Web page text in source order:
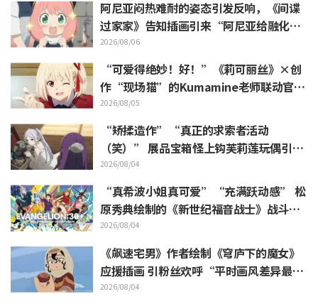
阿尼亚闷热难耐的姿态引发反响，《间谍
过家家》告知插画引来“阿尼亚给融化
了”
2026/08/06
“可爱得绝妙！好！”《莉可丽丝》×创
作“现场猫”的Kumamine老师联动官宣
引发“好！”反响不断
2026/08/05
“矫揉造作”“真正的求索者活动
（笑）” 展品宝箱怪上钩芙莉莲玩偶引吐
槽如潮《葬送的芙莉莲》
2026/08/04
“真希波小姐真可爱”“充满跃动感” 松
原秀典绘制的《新世纪福音战士》战斗服
姿态三人美丽手稿公开引热议
2026/08/04
《飙速宅男》作者绘制《穹庐下的魔女》
应援插画 引粉丝欢呼“平时画风差异最大
的人画出来原来是这样”
2026/08/04